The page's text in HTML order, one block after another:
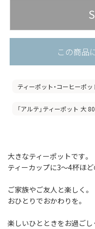
この商品
ティーポット・コーヒーポッ
「アルテ」ティーポット 大
大きなティーポットです。
ティーカップに3〜4杯ほ
ご家族やご友人と楽しく。
おひとりでおかわりを。
楽しいひとときをお過ごし